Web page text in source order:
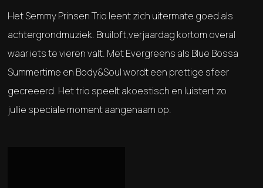
Het Semmy Prinsen Trio leent zich uitermate goed als
achtergrondmuziek. Bruiloft,verjaardag kortom overal
waar iets te vieren valt. Met Evergreens als Blue Bossa
Summertime en Body&Soul wordt een prettige sfeer
gecreeerd. Het trio speelt akoestisch en luistert zo
jullie speciale moment aangenaam op.